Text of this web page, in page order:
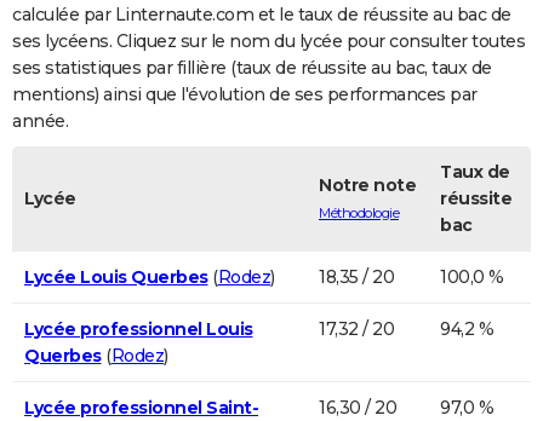
S'inscrire
Se connecter
Lycées
Collèges
Primaires
Universités
Entreprises
Service militaire
Avis de recherche
AVIS DE DÉCÈS
FORUM
Bricolage
Lifestyle
Culture
Sport
Auto
Television
Voyage
Cinema
calculée par Linternaute.com et le taux de réussite au bac de
ses lycéens. Cliquez sur le nom du lycée pour consulter toutes
ses statistiques par fillière (taux de réussite au bac, taux de
mentions) ainsi que l'évolution de ses performances par
année.
Lycée
Notre note
Méthodologie
Taux de
réussite
bac
Lycée Louis Querbes(Rodez) 18,35 / 20 100,0 %
Lycée professionnel Louis
Querbes(Rodez)
17,32 / 20 94,2 %
Lycée professionnel Saint-
16,30 / 20 97,0 %